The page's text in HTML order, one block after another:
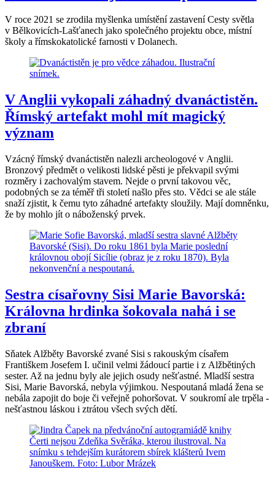
V roce 2021 se zrodila myšlenka umístění zastavení Cesty světla
v Bělkovicích-Lašťanech jako společného projektu obce, místní
školy a římskokatolické farnosti v Dolanech.
V Anglii vykopali záhadný dvanáctistěn.
Římský artefakt mohl mít magický
význam
Vzácný římský dvanáctistěn nalezli archeologové v Anglii.
Bronzový předmět o velikosti lidské pěsti je překvapil svými
rozměry i zachovalým stavem. Nejde o první takovou věc,
podobných se za téměř tři století našlo přes sto. Vědci se ale stále
snaží zjistit, k čemu tyto záhadné artefakty sloužily. Mají domněnku,
že by mohlo jít o náboženský prvek.
Sestra císařovny Sisi Marie Bavorská:
Královna hrdinka šokovala nahá i se
zbraní
Sňatek Alžběty Bavorské zvané Sisi s rakouským císařem
Františkem Josefem I. učinil velmi žádoucí partie i z Alžbětiných
sester. Až na jednu byly ale jejich osudy nešťastné. Mladší sestra
Sisi, Marie Bavorská, nebyla výjimkou. Nespoutaná mladá žena se
nebála zapojit do boje či veřejně pohoršovat. V soukromí ale trpěla -
nešťastnou láskou i ztrátou všech svých dětí.